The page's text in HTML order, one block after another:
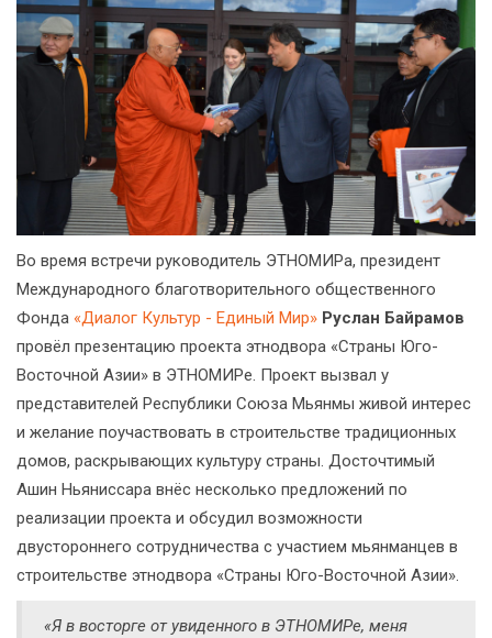
Во время встречи руководитель ЭТНОМИРа, президент
Международного благотворительного общественного
Фонда «Диалог Культур - Единый Мир» Руслан Байрамов
провёл презентацию проекта этнодвора «Страны Юго-
Восточной Азии» в ЭТНОМИРе. Проект вызвал у
представителей Республики Союза Мьянмы живой интерес
и желание поучаствовать в строительстве традиционных
домов, раскрывающих культуру страны. Досточтимый
Ашин Ньяниссара внёс несколько предложений по
реализации проекта и обсудил возможности
двустороннего сотрудничества с участием мьянманцев в
строительстве этнодвора «Страны Юго-Восточной Азии».
«Я в восторге от увиденного в ЭТНОМИРе, меня